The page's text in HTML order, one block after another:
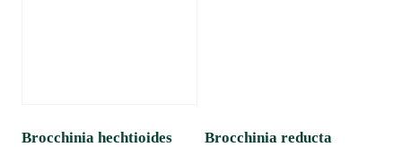
Brocchinia hechtioides Brocchinia reducta